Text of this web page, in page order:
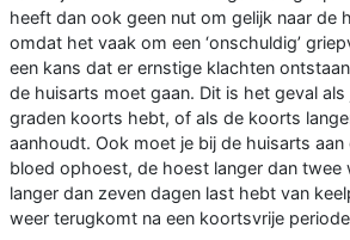
heeft dan ook geen nut om gelijk naar de
omdat het vaak om een ‘onschuldig’
een kans dat er ernstige klachten
de huisarts moet gaan. Dit is het geval
graden koorts hebt, of als de koorts
aanhoudt. Ook moet je bij de huisarts aan
bloed ophoest, de hoest langer dan twee
langer dan zeven dagen last hebt van
weer terugkomt na een koortsvrije